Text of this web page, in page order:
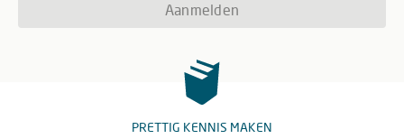
Aanmelden
PRETTIG KENNIS MAKEN